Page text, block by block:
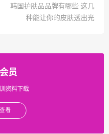
韩国护肤品品牌有哪些 这几
种能让你的皮肤透出光
员
资料下载
看